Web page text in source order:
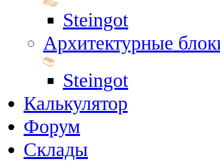
Steingot
Архитектурные
Steingot
Калькулятор
Форум
Склады